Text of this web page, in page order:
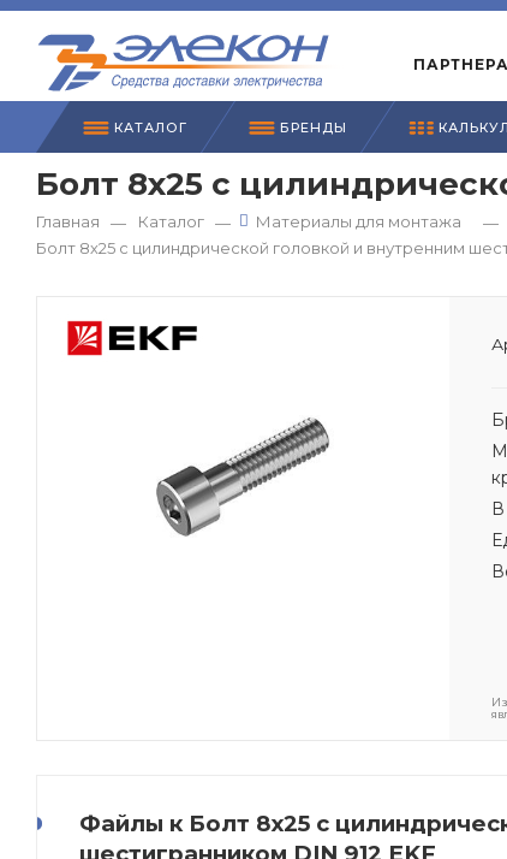
КАТАЛОГ БРЕНДЫ
Болт 8х25 с
Главная — Каталог — Материалы для монтажа —
Болт 8х25 с цилиндрической головкой и внутренним
Файлы к Болт 8х25 с